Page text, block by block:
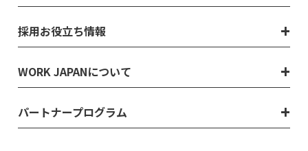
採用お役立ち情報
WORK JAPANについて
パートナープログラム